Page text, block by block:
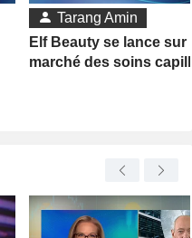
Tarang Amin
Elf Beauty se lance sur
marché des soins